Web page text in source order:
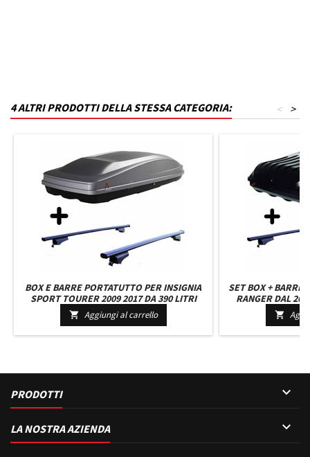
4 ALTRI PRODOTTI DELLA STESSA CATEGORIA: >
<
BOX E BARRE PORTATUTTO PER INSIGNIA
SPORT TOURER 2009 2017 DA 390 LITRI
GRIGIO CON CHIAVE BARRE 127 CM E KIT
ATTACCHI NUOVO
 Aggiungi al carrello
SET BOX + BARRE
RANGER DAL
LITRI NERO CON
CM +

PRODOTTI 
LA NOSTRA AZIENDA 